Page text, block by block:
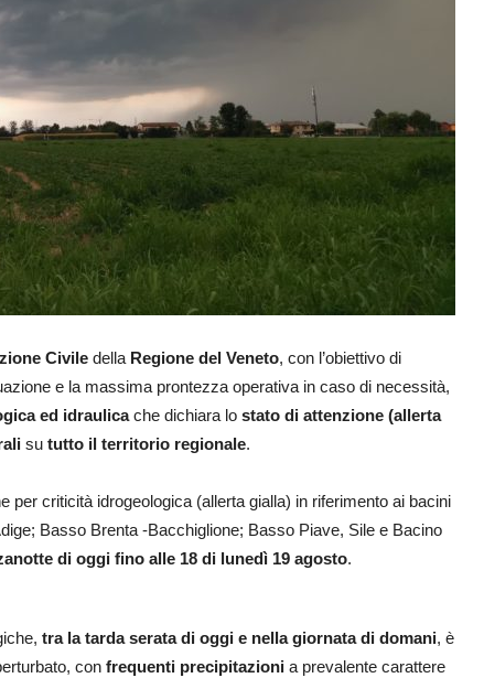
Civile della Regione del Veneto, con l’obiettivo di
e la massima prontezza operativa in caso di necessità,
ed idraulicache dichiara lo stato di attenzione (allerta
su tutto il territorio regionale.
per criticità idrogeologica (allerta gialla) in riferimento ai bacini
Basso Brenta -Bacchiglione; Basso Piave, Sile e Bacino
di oggi fino alle 18 di lunedì 19 agosto.
tra la tarda serata di oggi e nella giornata di domani, è
con frequenti precipitazioni a prevalente carattere